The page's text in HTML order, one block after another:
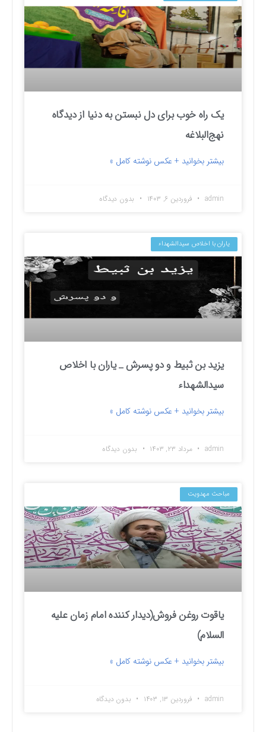
یک راه خوب برای دل نبستن به دنیا از دیدگاه
نهج‌البلاغه
بیشتر بخوانید + عکس نوشته کامل »
admin فروردین ۶, ۱۴۰۳ بدون دیدگاه
یاران با اخلاص سیدالشهداء
یزید بن ثبیط و دو پسرش _ یاران با اخلاص
سیدالشهداء
بیشتر بخوانید + عکس نوشته کامل »
admin مرداد ۲۳, ۱۴۰۳ بدون دیدگاه
مباحث مهدویت
یاقوت روغن فروش(دیدار کننده امام زمان علیه
السلام)
بیشتر بخوانید + عکس نوشته کامل »
admin فروردین ۱۳, ۱۴۰۳ بدون دیدگاه